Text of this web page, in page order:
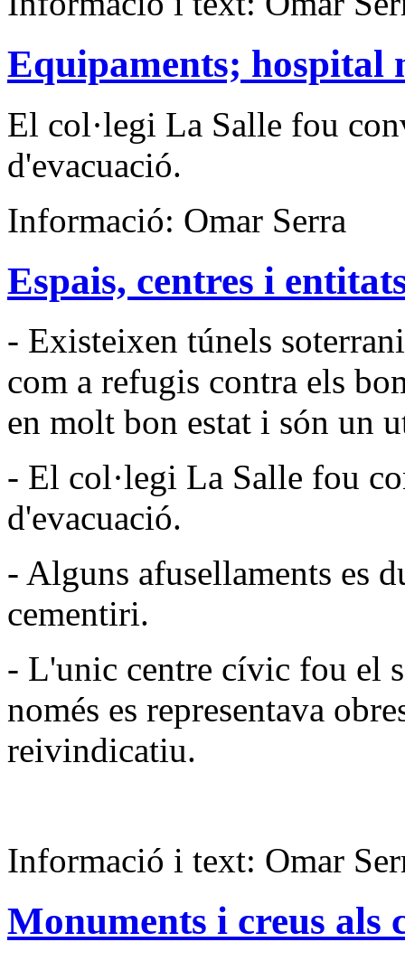
Equipaments; hospital
El col·legi La Salle fou
d'evacuació.
Informació: Omar Serra
Espais, centres i
- Existeixen túnels
com a refugis contra els
en molt bon estat i són un
- El col·legi La Salle fou
d'evacuació.
- Alguns afusellaments es
cementiri.
- L'unic centre cívic fou el
només es representava
reivindicatiu.
Informació i text: Omar
Monuments i creus als